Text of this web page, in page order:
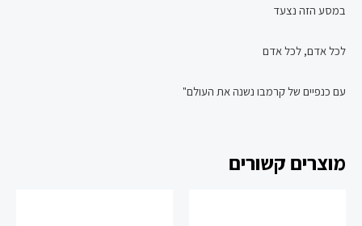
במסע הזה נצעד
לכל אדם, לכל אדם
עם כנפיים של קרמבו נשנה את העולם"
מוצרים קשורים